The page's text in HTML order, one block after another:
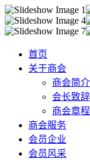
首页
关于商会
商会简介
会长致辞
商会章程
商会服务
会员企业
会员风采